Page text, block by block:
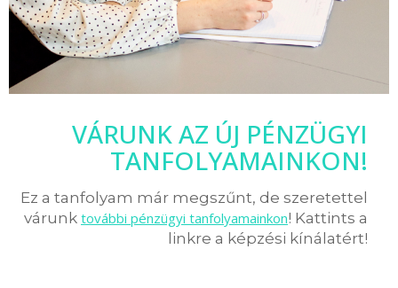
VÁRUNK AZ ÚJ PÉNZÜGYI
TANFOLYAMAINKON!
Ez a tanfolyam már megszűnt, de szeretettel
várunk további pénzügyi tanfolyamainkon! Kattints a
linkre a képzési kínálatért!